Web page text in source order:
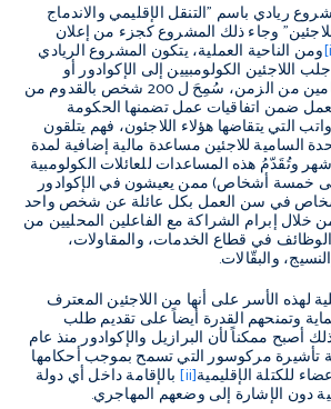
اقتُرِح مشروع ريادي باسم "التنقل الإقليمي والاندماج
وجاء ذلك المشروع كجزء من إعلان
ومن الناحية العملية، يتكون المشروع الريادي
الكولومبيين إلى الإكوادور أو
البرازيل. وعلى مدى عامين من الزمن، سُمِحَ ل 200 شخص بالقدوم من
ضمن اتفاقيات عمل تضمنها الحكومة
التي يتقاضها هؤلاء اللاجئون، فهم يتلقون
السامية للاجئين مساعدة مالية إضافية لمدة
وتُقَدّمُ هذه المساعدات للعائلات الكولومبية
خمسة أشخاص) ممن يعيشون في الإكوادور
في سن العمل بكل عائلة عن شخص واحد
عاماً). ومن خلال إبرام الشراكة مع الفاعلين المحليين من
في قطاع الخدمات، والمقاولات،
والبقّالات.
لهذه الأسر على أنها من اللاجئين المعترف
وتمنحهم القدرة أيضاً على تقديم طلب
أصبح ممكناً لأن البرازيل والإكوادور منذ عام
تأشيرة مركوسور التي تسمح بموجب أحكامها
للكتلة الإقليمية[ii] بالإقامة داخل أي دولة
دون الإشارة إلى وضعهم المهاجري.